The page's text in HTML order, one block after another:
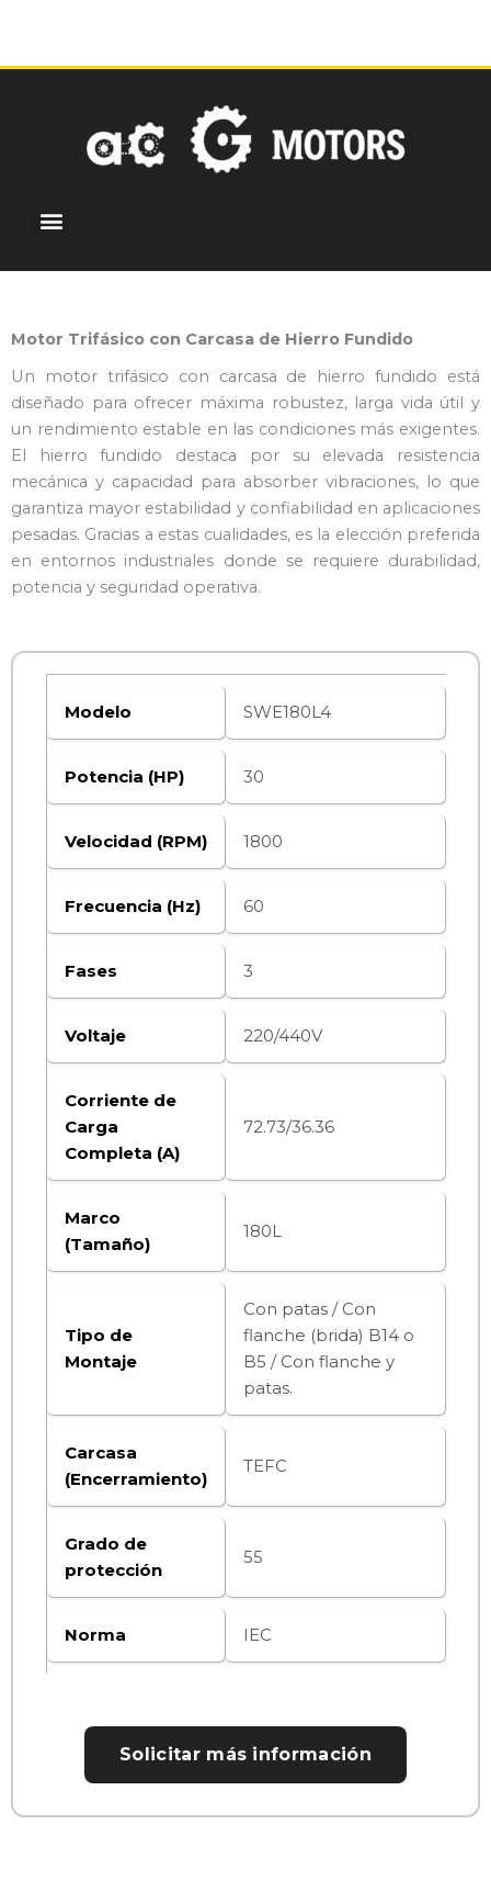
contenido
Menu
Motor Trifásico con Carcasa de Hierro Fundido
Un motor trifásico con carcasa de hierro fundido está
diseñado para ofrecer máxima robustez, larga vida útil y
un rendimiento estable en las condiciones más exigentes.
El hierro fundido destaca por su elevada resistencia
mecánica y capacidad para absorber vibraciones, lo que
garantiza mayor estabilidad y confiabilidad en aplicaciones
pesadas. Gracias a estas cualidades, es la elección preferida
en entornos industriales donde se requiere durabilidad,
potencia y seguridad operativa.
Modelo SWE180L4
Potencia (HP) 30
Velocidad (RPM) 1800
Frecuencia (Hz) 60
Fases 3
Voltaje 220/440V
Corriente de
Carga
Completa (A)
72.73/36.36
Marco
(Tamaño)
180L
Tipo de
Montaje
Con patas / Con
flanche (brida) B14 o
B5 / Con flanche y
patas.
Carcasa
(Encerramiento)
TEFC
Grado de
protección
55
Norma IEC
Solicitar más información